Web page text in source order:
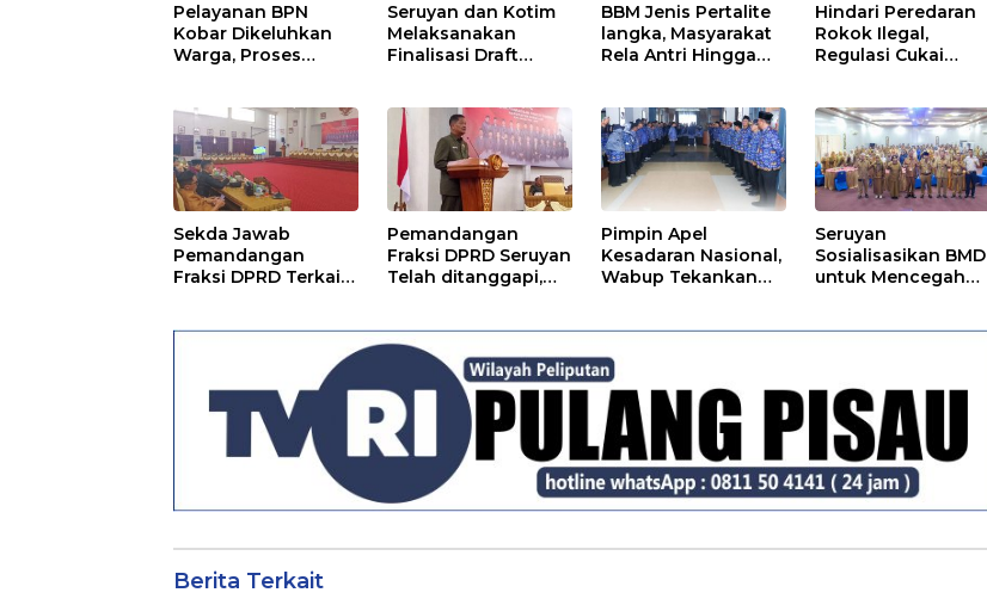
Pelayanan BPN
Kobar Dikeluhkan
Warga, Proses
Kunjung Selesai
Seruyan dan Kotim
Melaksanakan
Finalisasi Draft
BBM Jenis Pertalite
langka, Masyarakat
Rela Antri Hingga
Hindari Peredaran
Rokok Ilegal,
Regulasi Cukai
Sekda Jawab
Pemandangan
Fraksi DPRD Terkait
Pemandangan
Fraksi DPRD Seruyan
Telah ditanggapi,
Ditindaklanjuti
Pimpin Apel
Kesadaran Nasional,
Wabup Tekankan
Seruyan
Sosialisasikan BMD
untuk Mencegah
Berita Terkait